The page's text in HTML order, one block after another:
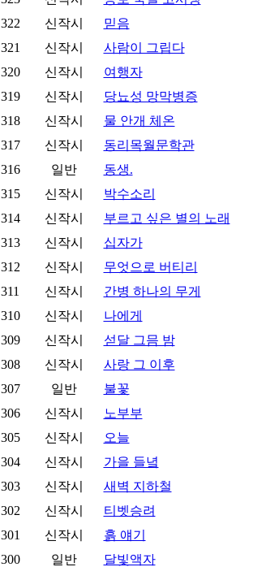
322
신작시
믿음
321
신작시
사람이 그립다
320
신작시
여행자
319
신작시
당뇨성 망막병증
318
신작시
물 안개 체온
317
신작시
동리목월문학관
316
일반
동생.
315
신작시
박수소리
314
신작시
부르고 싶은 별의 노래
313
신작시
십자가
312
신작시
무엇으로 버티리
311
신작시
간병 하나의 무게
310
신작시
나에게
309
신작시
섣달 그믐 밤
308
신작시
사랑 그 이후
307
일반
불꽃
306
신작시
노부부
305
신작시
오늘
304
신작시
가을 들녘
303
신작시
새벽 지하철
302
신작시
티벳승려
301
신작시
흙 얘기
300
일반
달빛액자